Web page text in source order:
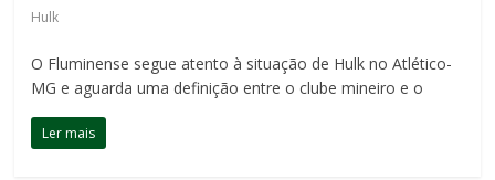
Hulk
O Fluminense segue atento à situação de Hulk no Atlético-
MG e aguarda uma definição entre o clube mineiro e o
Ler mais